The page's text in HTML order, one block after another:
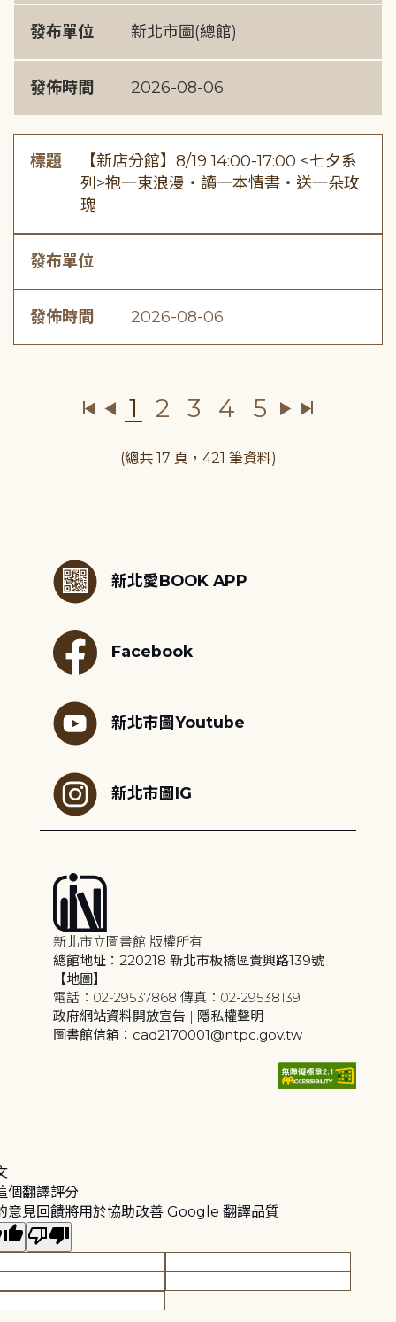
發布單位 新北市圖(總館)
發佈時間 2026-08-06
標題
【新店分館】8/19 14:00-17:00 <七夕系
列>抱一束浪漫・讀一本情書・送一朵玫
瑰
發布單位
發佈時間 2026-08-06
1 2 3 4 5
(總共 17 頁，421 筆資料)
新北愛BOOK APP
Facebook
新北市圖Youtube
新北市圖IG
新北市立圖書館 版權所有
總館地址：220218 新北市板橋區貴興路139號
【地圖】
電話：02-29537868 傳真：02-29538139
政府網站資料開放宣告 | 隱私權聲明
圖書館信箱：cad2170001@ntpc.gov.tw
個翻譯評分
意見回饋將用於協助改善 Google 翻譯品質